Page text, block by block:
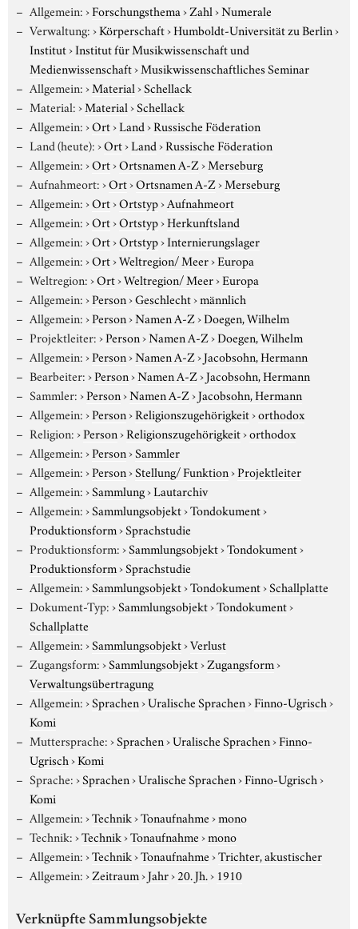
Allgemein:›Forschungsthema›Zahl›Numerale
Verwaltung:›Körperschaft›Humboldt-Universität zu Berlin›
Institut›Institut für Musikwissenschaft und
Medienwissenschaft›Musikwissenschaftliches Seminar
Allgemein:›Material›Schellack
Material:›Material›Schellack
Allgemein:›Ort›Land›Russische Föderation
Land (heute):›Ort›Land›Russische Föderation
Allgemein:›Ort›Ortsnamen A-Z›Merseburg
Aufnahmeort:›Ort›Ortsnamen A-Z›Merseburg
Allgemein:›Ort›Ortstyp›Aufnahmeort
Allgemein:›Ort›Ortstyp›Herkunftsland
Allgemein:›Ort›Ortstyp›Internierungslager
Allgemein:›Ort›Weltregion/ Meer›Europa
Weltregion:›Ort›Weltregion/ Meer›Europa
Allgemein:›Person›Geschlecht›männlich
Allgemein:›Person›Namen A-Z›Doegen, Wilhelm
Projektleiter:›Person›Namen A-Z›Doegen, Wilhelm
Allgemein:›Person›Namen A-Z›Jacobsohn, Hermann
Bearbeiter:›Person›Namen A-Z›Jacobsohn, Hermann
Sammler:›Person›Namen A-Z›Jacobsohn, Hermann
Allgemein:›Person›Religionszugehörigkeit›orthodox
Religion:›Person›Religionszugehörigkeit›orthodox
Allgemein:›Person›Sammler
Allgemein:›Person›Stellung/ Funktion›Projektleiter
Allgemein:›Sammlung›Lautarchiv
Allgemein:›Sammlungsobjekt›Tondokument›
Produktionsform›Sprachstudie
Produktionsform:›Sammlungsobjekt›Tondokument›
Produktionsform›Sprachstudie
Allgemein:›Sammlungsobjekt›Tondokument›Schallplatte
Dokument-Typ:›Sammlungsobjekt›Tondokument›
Schallplatte
Allgemein:›Sammlungsobjekt›Verlust
Zugangsform:›Sammlungsobjekt›Zugangsform›
Verwaltungsübertragung
Allgemein:›Sprachen›Uralische Sprachen›Finno-Ugrisch›
Komi
Muttersprache:›Sprachen›Uralische Sprachen›Finno-
Ugrisch›Komi
Sprache:›Sprachen›Uralische Sprachen›Finno-Ugrisch›
Komi
Allgemein:›Technik›Tonaufnahme›mono
Technik:›Technik›Tonaufnahme›mono
Allgemein:›Technik›Tonaufnahme›Trichter, akustischer
Allgemein:›Zeitraum›Jahr›20. Jh.› 1910
Verknüpfte Sammlungsobjekte